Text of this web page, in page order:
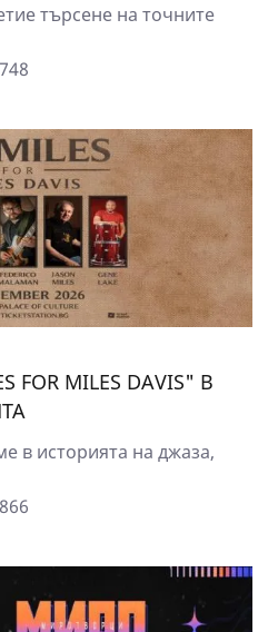
търсене на точните
748
FOR MILES DAVIS" В
в историята на джаза,
866